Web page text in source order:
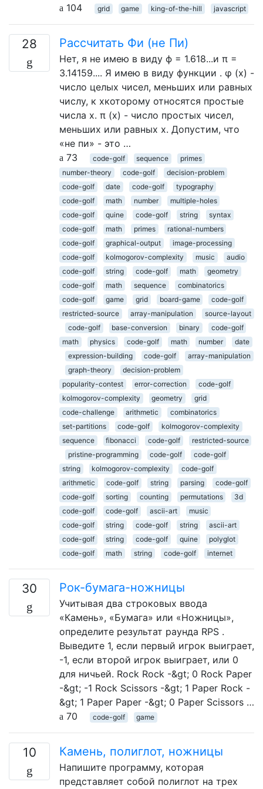
104
grid game king-of-the-hill javascript
28 Рассчитать Фи (не Пи)
Нет, я не имею в виду ϕ = 1.618...и π =
3.14159.... Я имею в виду функции . φ (x) -
число целых чисел, меньших или равных
числу, к xкоторому относятся простые
числа x. π (x) - число простых чисел,
меньших или равных x. Допустим, что
«не пи» - это …
73
code-golf sequence
primes
number-theory
code-golf
decision-problem
code-golf
date code-golf
typography
code-golf
math number
multiple-holes
code-golf
quine code-golf string
syntax
code-golf
math primes
rational-numbers
code-golf
graphical-output
image-processing
code-golf
kolmogorov-complexity music
audio
code-golf
string code-golf math
geometry
code-golf
math sequence
combinatorics
code-golf
game grid board-game
code-golf
restricted-source
array-manipulation
source-layout
code-golf
base-conversion binary
code-golf
math
physics code-golf math number
date
expression-building
code-golf
array-manipulation
graph-theory
decision-problem
popularity-contest
error-correction
code-golf
kolmogorov-complexity
geometry
grid
code-challenge
arithmetic
combinatorics
set-partitions
code-golf
kolmogorov-complexity
sequence
fibonacci code-golf
restricted-source
pristine-programming
code-golf
code-golf
string
kolmogorov-complexity
code-golf
arithmetic
code-golf string parsing
code-golf
code-golf
sorting counting permutations
3d
code-golf
code-golf ascii-art
music
code-golf
string code-golf string
ascii-art
code-golf
string code-golf quine
polyglot
code-golf
math string code-golf internet
30 Рок-бумага-ножницы
Учитывая два строковых ввода
«Камень», «Бумага» или «Ножницы»,
определите результат раунда RPS .
Выведите 1, если первый игрок выиграет,
-1, если второй игрок выиграет, или 0
для ничьей. Rock Rock -&gt; 0 Rock Paper
-&gt; -1 Rock Scissors -&gt; 1 Paper Rock -
&gt; 1 Paper Paper -&gt; 0 Paper Scissors …
70
code-golf game
10 Камень, полиглот, ножницы
Напишите программу, которая
представляет собой полиглот на трех